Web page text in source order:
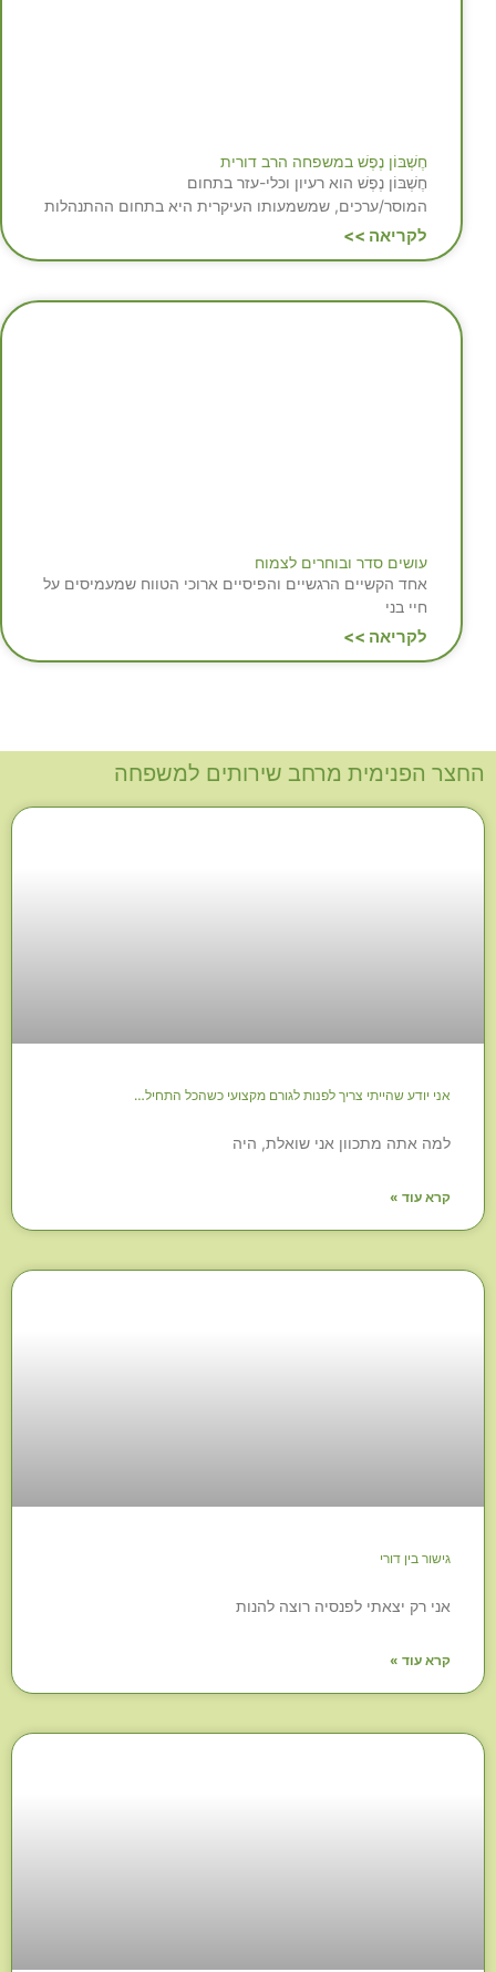
חֶשְׁבּוֹן נֶפֶשׁ במשפחה הרב דורית
חֶשְׁבּוֹן נֶפֶשׁ הוא רעיון וכלי-עזר בתחום
המוסר/ערכים, שמשמעותו העיקרית היא בתחום ההתנהלות
לקריאה >>
עושים סדר ובוחרים לצמוח
אחד הקשיים הרגשיים והפיסיים ארוכי הטווח שמעמיסים על
חיי בני
לקריאה >>
החצר הפנימית מרחב שירותים למשפחה
אני יודע שהייתי צריך לפנות לגורם מקצועי כשהכל התחיל…
למה אתה מתכוון אני שואלת, היה
קרא עוד »
גישור בין דורי
אני רק יצאתי לפנסיה רוצה להנות
קרא עוד »